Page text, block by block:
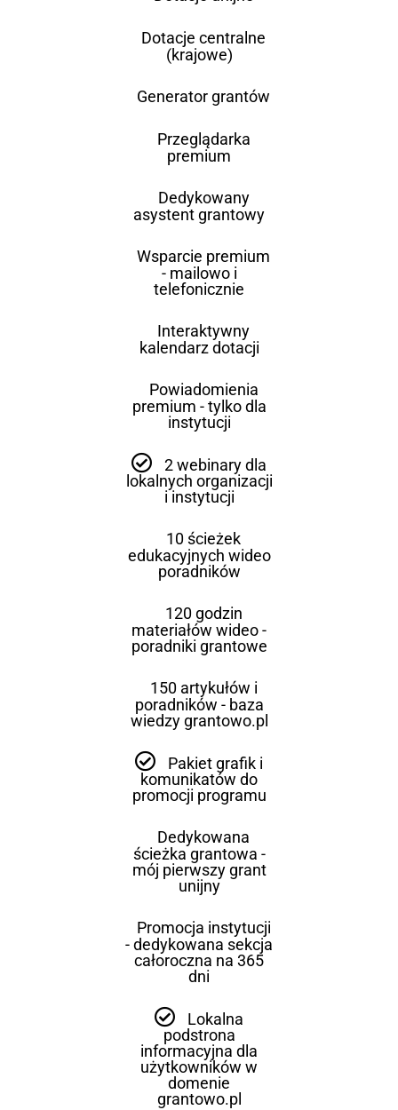
Dotacje centralne
(krajowe)
Generator grantów
Przeglądarka
premium
Dedykowany
asystent grantowy
Wsparcie premium
- mailowo i
telefonicznie
Interaktywny
kalendarz dotacji
Powiadomienia
premium - tylko dla
instytucji
2 webinary dla
lokalnych organizacji
i instytucji
10 ścieżek
edukacyjnych wideo
poradników
120 godzin
materiałów wideo -
poradniki grantowe
150 artykułów i
poradników - baza
wiedzy grantowo.pl
Pakiet grafik i
komunikatów do
promocji programu
Dedykowana
ścieżka grantowa -
mój pierwszy grant
unijny
Promocja instytucji
- dedykowana sekcja
całoroczna na 365
dni
Lokalna
podstrona
informacyjna dla
użytkowników w
domenie
grantowo.pl